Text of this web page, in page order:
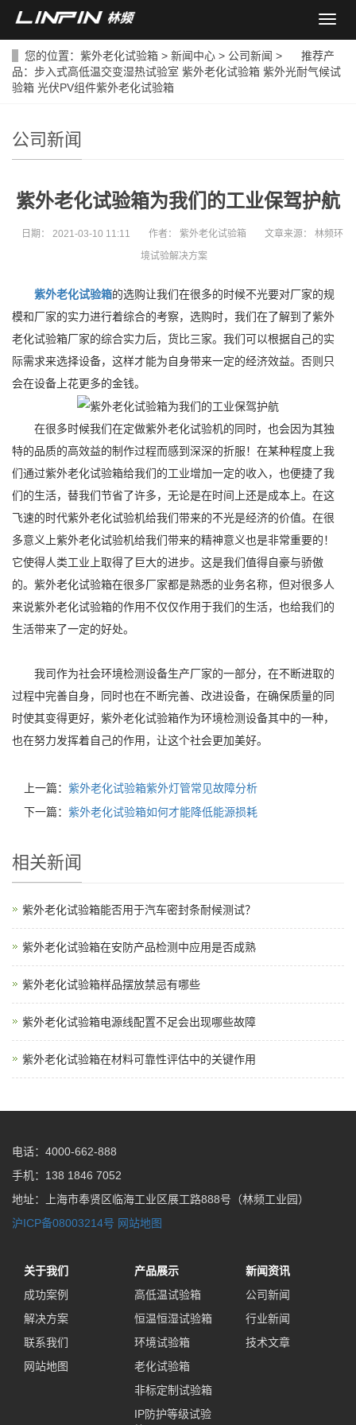
导
菜
单
您的位置： 紫外老化试验箱 > 新闻中心 > 公司新闻 > 推荐产
品： 步入式高低温交变湿热试验室 紫外老化试验箱 紫外光耐气候试
验箱 光伏PV组件紫外老化试验箱
公司新闻
紫外老化试验箱为我们的工业保驾护航
日期： 2021-03-10 11:11 作者： 紫外老化试验箱 文章来源： 林频环
境试验解决方案
紫外老化试验箱的选购让我们在很多的时候不光要对厂家的规
模和厂家的实力进行着综合的考察，选购时，我们在了解到了紫外
老化试验箱厂家的综合实力后，货比三家。我们可以根据自己的实
际需求来选择设备，这样才能为自身带来一定的经济效益。否则只
会在设备上花更多的金钱。
在很多时候我们在定做紫外老化试验机的同时，也会因为其独
特的品质的高效益的制作过程而感到深深的折服！在某种程度上我
们通过紫外老化试验箱给我们的工业增加一定的收入，也便捷了我
们的生活，替我们节省了许多，无论是在时间上还是成本上。在这
飞速的时代紫外老化试验机给我们带来的不光是经济的价值。在很
多意义上紫外老化试验机给我们带来的精神意义也是非常重要的！
它使得人类工业上取得了巨大的进步。这是我们值得自豪与骄傲
的。紫外老化试验箱在很多厂家都是熟悉的业务名称，但对很多人
来说紫外老化试验箱的作用不仅仅作用于我们的生活，也给我们的
生活带来了一定的好处。
我司作为社会环境检测设备生产厂家的一部分，在不断进取的
过程中完善自身，同时也在不断完善、改进设备，在确保质量的同
时使其变得更好，紫外老化试验箱作为环境检测设备其中的一种，
也在努力发挥着自己的作用，让这个社会更加美好。
上一篇： 紫外老化试验箱紫外灯管常见故障分析
下一篇： 紫外老化试验箱如何才能降低能源损耗
相关新闻
紫外老化试验箱能否用于汽车密封条耐候测试？
紫外老化试验箱在安防产品检测中应用是否成熟
紫外老化试验箱样品摆放禁忌有哪些
紫外老化试验箱电源线配置不足会出现哪些故障
紫外老化试验箱在材料可靠性评估中的关键作用
电话：4000-662-888
手机：138 1846 7052
地址：上海市奉贤区临海工业区展工路888号（林频工业园）
沪ICP备08003214号 网站地图
关于我们
成功案例
解决方案
联系我们
网站地图
产品展示
高低温试验箱
恒温恒湿试验箱
环境试验箱
老化试验箱
非标定制试验箱
IP防护等级试验
新闻资讯
公司新闻
行业新闻
技术文章